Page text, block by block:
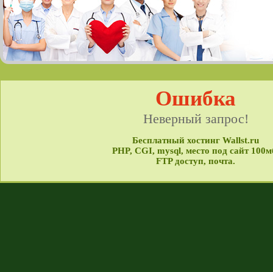
Ошибка
Неверный запрос!
Бесплатный хостинг Wallst.ru
PHP, CGI, mysql, место под сайт
FTP доступ, почта.